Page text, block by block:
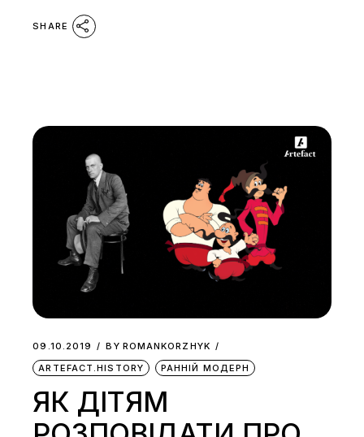
SHARE
09.10.2019 BY ROMANKORZHYK
ARTEFACT.HISTORY
РАННІЙ МОДЕРН
ЯК ДІТЯМ